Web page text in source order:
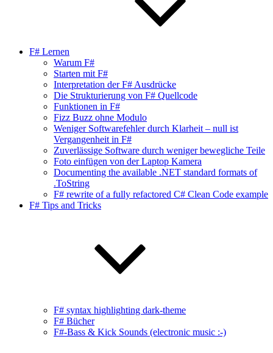
F# Lernen
Warum F#
Starten mit F#
Interpretation der F# Ausdrücke
Die Strukturierung von F# Quellcode
Funktionen in F#
Fizz Buzz ohne Modulo
Weniger Softwarefehler durch Klarheit – null ist
Vergangenheit in F#
Zuverlässige Software durch weniger bewegliche Teile
Foto einfügen von der Laptop Kamera
Documenting the available .NET standard formats of
.ToString
F# rewrite of a fully refactored C# Clean Code example
F# Tips and Tricks
F# syntax highlighting dark-theme
F# Bücher
F#-Bass & Kick Sounds (electronic music :-)